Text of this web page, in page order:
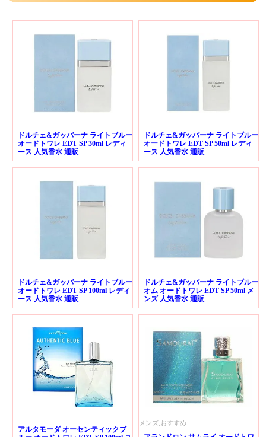
ドルチェ&ガッバーナ ライトブルー
オードトワレ EDT SP 30ml レディ
ース 人気香水 通販
ドルチェ&ガッバーナ ライトブルー
オードトワレ EDT SP 50ml レディ
ース 人気香水 通販
ドルチェ&ガッバーナ ライトブルー
オードトワレ EDT SP 100ml レディ
ース 人気香水 通販
ドルチェ&ガッバーナ ライトブルー
オム オードトワレ EDT SP 50ml メ
ンズ 人気香水 通販
アルタモーダ オーセンティックブ
メンズ,おすすめ